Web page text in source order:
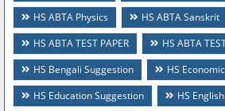
HS ABTA Physics
HS ABTA Sanskrit
HS ABTA TEST PAPER
HS ABTA
HS Bengali Suggestion
HS
HS Education Suggestion
HS